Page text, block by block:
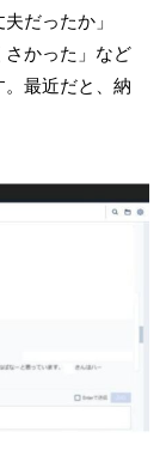
だったか」
さかった」など
最近だと、納